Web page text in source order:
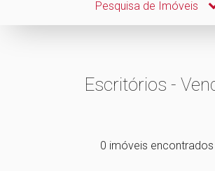
Pesquisa de Imóveis
Escritórios -
0 imóveis encontrados